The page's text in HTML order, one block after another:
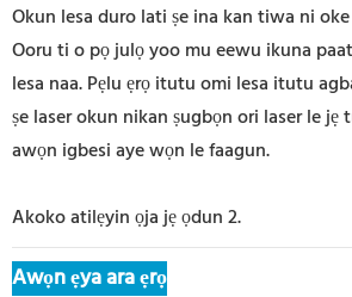
Okun lesa duro lati ṣe ina kan tiwa ni
Ooru ti o pọ julọ yoo mu eewu ikuna
lesa naa. Pẹlu ẹrọ itutu omi lesa itutu
ṣe laser okun nikan ṣugbọn ori laser le jẹ
awọn igbesi aye wọn le faagun.
Akoko atilẹyin ọja jẹ ọdun 2.
Awọn ẹya ara ẹrọ